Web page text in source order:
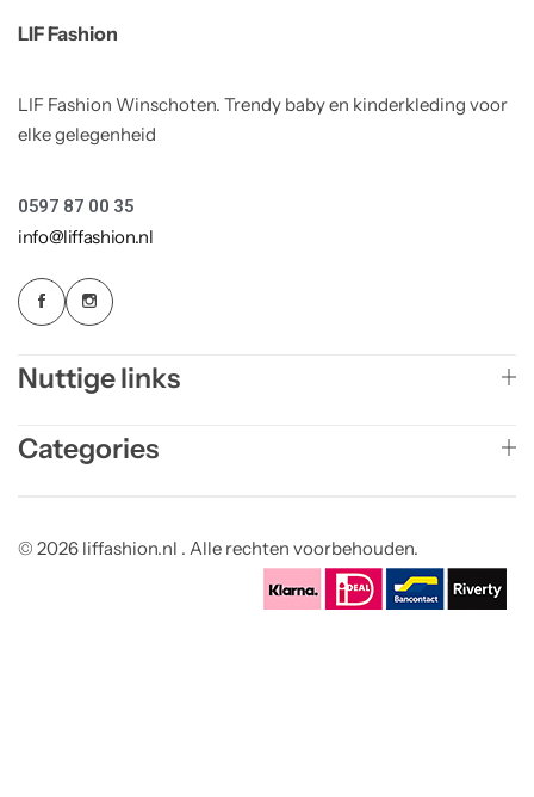
LIF Fashion
LIF Fashion Winschoten. Trendy baby en kinderkleding voor
elke gelegenheid
0597 87 00 35
info@liffashion.nl
Nuttige links
Categories
© 2026 liffashion.nl . Alle rechten voorbehouden.